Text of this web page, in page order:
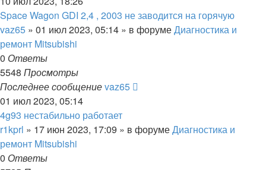
Space Wagon GDI 2,4 , 2003 не заводится на горячую
vaz65 » 01 июл 2023, 05:14 » в форумеДиагностика и
ремонт Mitsubishi
0 Ответы
5548 Просмотры
Последнее сообщениеvaz65
01 июл 2023, 05:14
4g93 нестабильно работает
r1kprl » 17 июн 2023, 17:09 » в форумеДиагностика и
ремонт Mitsubishi
0 Ответы